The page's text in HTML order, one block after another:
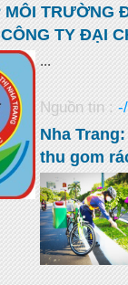
MÔI TRƯỜNG
TY ĐẠI
...
Nguồn tin :
Nha
thu gom